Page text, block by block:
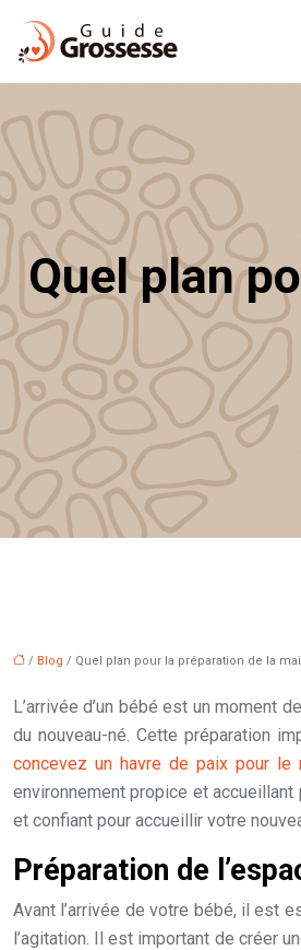
Quel plan
/ Blog / Quel plan pour la préparation de la
L’arrivée d’un bébé est un moment
du nouveau-né. Cette préparation
concevez un havre de paix pour
environnement propice et
et confiant pour accueillir votre
Préparation de
Avant l’arrivée de votre bébé, il est
l’agitation. Il est important de créer